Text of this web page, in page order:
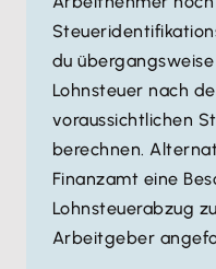
du
Lohnsteuer nach
voraussichtlichen
berechnen.
Finanzamt eine
Lohnsteuerabzug
Arbeitgeber